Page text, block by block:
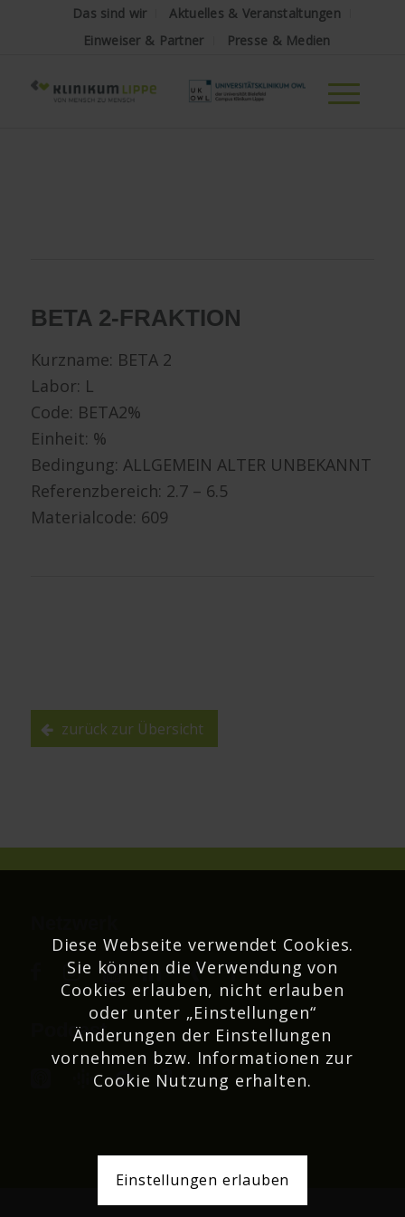
Das sind wir
Aktuelles & Veranstaltungen
Einweiser & Partner
Presse & Medien
BETA 2-FRAKTION
Kurzname: BETA 2
Labor: L
Code: BETA2%
Einheit: %
Bedingung: ALLGEMEIN ALTER UNBEKANNT
Referenzbereich: 2.7 – 6.5
Materialcode: 609
zurück zur Übersicht
Podcast
Diese Webseite verwendet Cookies.
Sie können die Verwendung von
Cookies erlauben, nicht erlauben
oder unter „Einstellungen“
Änderungen der Einstellungen
vornehmen bzw. Informationen zur
Cookie Nutzung erhalten.
Einstellungen erlauben